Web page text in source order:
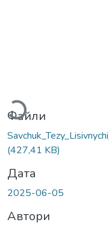
Файли
(427,41 KB)
Дата
2025-06-05
Автори